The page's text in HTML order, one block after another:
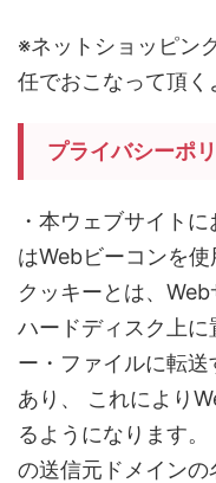
※ネットショッピン
任でおこなって頂く
プライバシーポ
・本ウェブサイト
はWebビーコンを使
クッキーとは、
ハードディスク上
ー・ファイルに転
あり、 これにより
るようになります
の送信元ドメイン